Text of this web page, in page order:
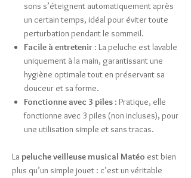
sons s’éteignent automatiquement après
un certain temps, idéal pour éviter toute
perturbation pendant le sommeil.
Facile à entretenir : La peluche est lavable
uniquement à la main, garantissant une
hygiène optimale tout en préservant sa
douceur et sa forme.
Fonctionne avec 3 piles : Pratique, elle
fonctionne avec 3 piles (non incluses), pour
une utilisation simple et sans tracas.
La peluche veilleuse musical Matéo est bien
plus qu’un simple jouet : c’est un véritable